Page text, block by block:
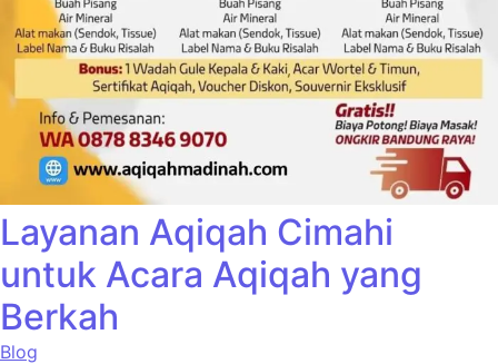
Layanan Aqiqah Cimahi
untuk Acara Aqiqah yang
Berkah
Blog